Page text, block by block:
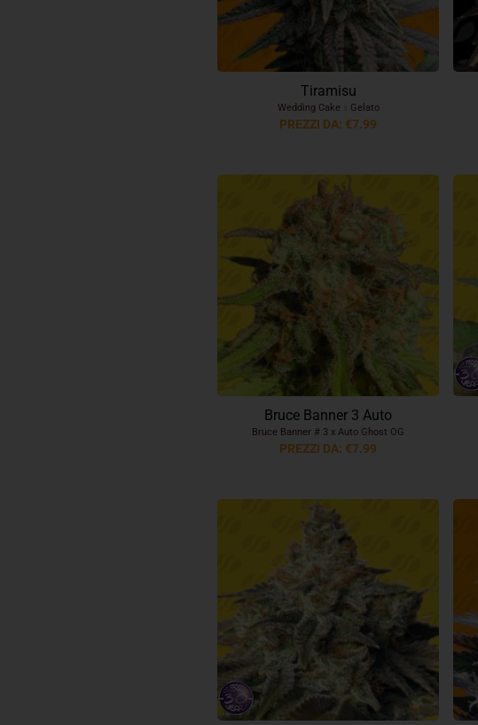
Tiramisu
Wedding Cake Gelato
PREZZI DA: €7.99
Bruce Banner 3 Auto
Bruce Banner # 3 x Auto Ghost OG
PREZZI DA: €7.99